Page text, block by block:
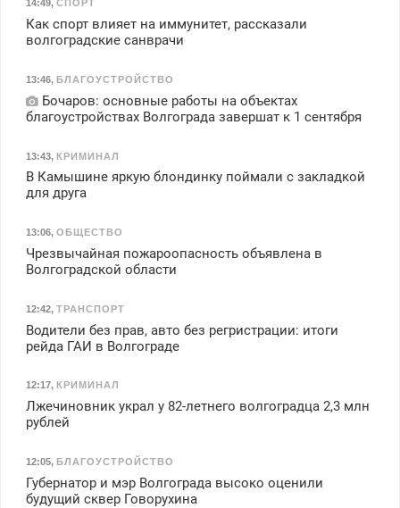
14:49, СПОРТ
Как спорт влияет на иммунитет, рассказали
волгоградские санврачи
13:46, БЛАГОУСТРОЙСТВО
Бочаров: основные работы на объектах
благоустройствах Волгограда завершат к 1 сентября
13:43, КРИМИНАЛ
В Камышине яркую блондинку поймали с закладкой
для друга
13:06, ОБЩЕСТВО
Чрезвычайная пожароопасность объявлена в
Волгоградской области
12:42, ТРАНСПОРТ
Водители без прав, авто без регристрации: итоги
рейда ГАИ в Волгограде
12:17, КРИМИНАЛ
Лжечиновник украл у 82-летнего волгоградца 2,3 млн
рублей
12:05, БЛАГОУСТРОЙСТВО
Губернатор и мэр Волгограда высоко оценили
будущий сквер Говорухина